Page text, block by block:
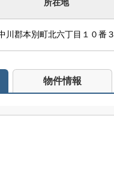
所在地
川郡本別町北六丁目１０番３
物件情報